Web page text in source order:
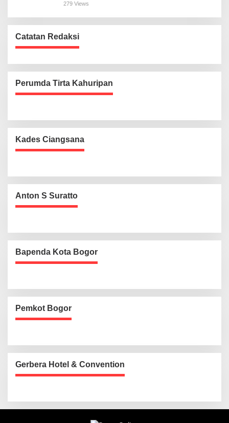
279 Views
Catatan Redaksi
Perumda Tirta Kahuripan
Kades Ciangsana
Anton S Suratto
Bapenda Kota Bogor
Pemkot Bogor
Gerbera Hotel & Convention